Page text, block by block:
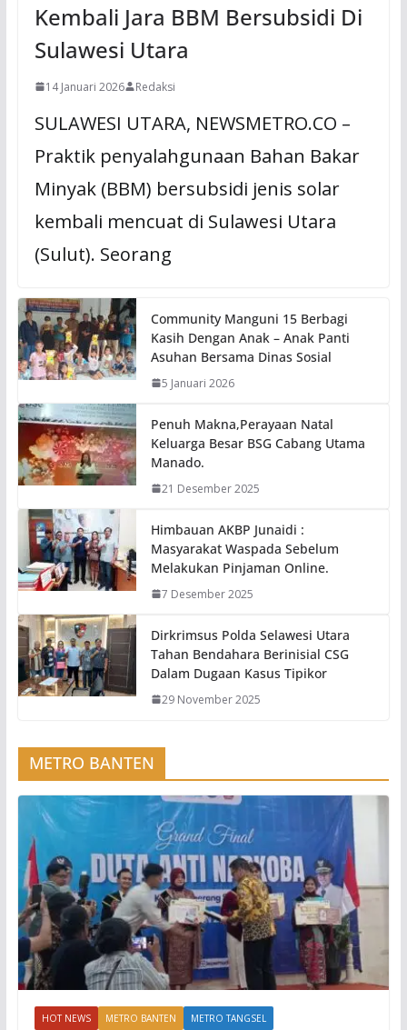
Kembali Jara BBM Bersubsidi Di
Sulawesi Utara
14 Januari 2026 Redaksi
SULAWESI UTARA, NEWSMETRO.CO –
Praktik penyalahgunaan Bahan Bakar
Minyak (BBM) bersubsidi jenis solar
kembali mencuat di Sulawesi Utara
(Sulut). Seorang
Community Manguni 15 Berbagi
Kasih Dengan Anak – Anak Panti
Asuhan Bersama Dinas Sosial
5 Januari 2026
Penuh Makna,Perayaan Natal
Keluarga Besar BSG Cabang Utama
Manado.
21 Desember 2025
Himbauan AKBP Junaidi :
Masyarakat Waspada Sebelum
Melakukan Pinjaman Online.
7 Desember 2025
Dirkrimsus Polda Selawesi Utara
Tahan Bendahara Berinisial CSG
Dalam Dugaan Kasus Tipikor
29 November 2025
METRO BANTEN
HOT NEWS METRO BANTEN METRO TANGSEL